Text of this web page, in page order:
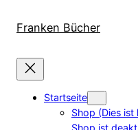
zum
wechseln
Franken Bücher
Startseite
Shop (Dies ist
Shop ist